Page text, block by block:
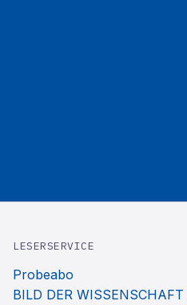
LESERSERVICE
Probeabo
BILD DER